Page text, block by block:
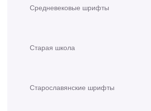
Средневековые шрифты
Старая школа
Старославянские шрифты